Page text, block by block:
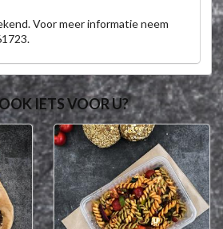
Voor meer informatie neem
IETS VOOR U?